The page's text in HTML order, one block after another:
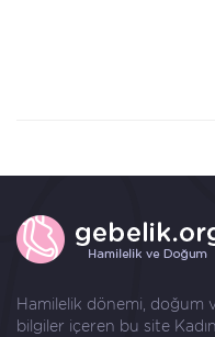
Hamilelik dönemi, doğum
bilgiler içeren bu site